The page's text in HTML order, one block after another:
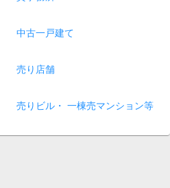
中古一戸建て
売り店舗
売りビル・ 一棟売マンション等